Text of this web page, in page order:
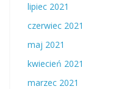
lipiec 2021
czerwiec 2021
maj 2021
kwiecień 2021
marzec 2021